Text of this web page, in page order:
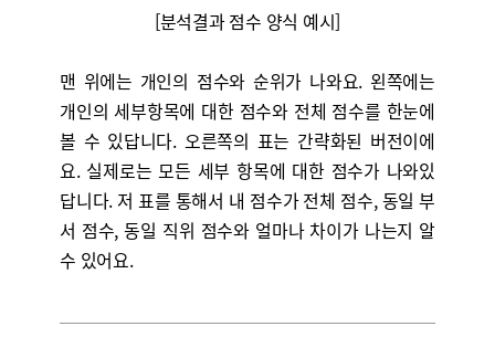
[분석결과 점수 양식 예시]
맨 위에는 개인의 점수와 순위가 나와요. 왼쪽에는
개인의 세부항목에 대한 점수와 전체 점수를 한눈에
볼 수 있답니다. 오른쪽의 표는 간략화된 버전이에
요. 실제로는 모든 세부 항목에 대한 점수가 나와있
답니다. 저 표를 통해서 내 점수가 전체 점수, 동일 부
서 점수, 동일 직위 점수와 얼마나 차이가 나는지 알
수 있어요.